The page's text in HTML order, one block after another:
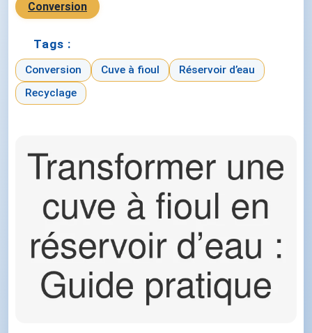
Conversion
Tags :
Conversion Cuve à fioul
Réservoir d’eau
Recyclage